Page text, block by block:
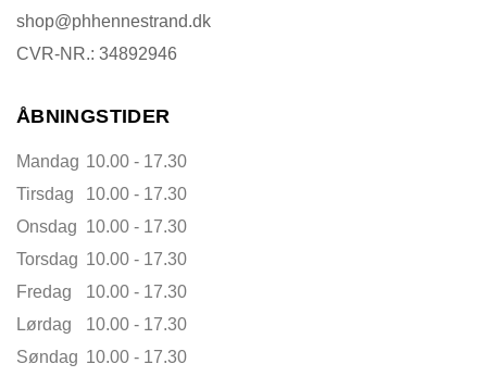
shop@phhennestrand.dk
CVR-NR.: 34892946
ÅBNINGSTIDER
Mandag 10.00 - 17.30
Tirsdag
10.00 - 17.30
Onsdag 10.00 - 17.30
Torsdag 10.00 - 17.30
Fredag
10.00 - 17.30
Lørdag
10.00 - 17.30
Søndag 10.00 - 17.30